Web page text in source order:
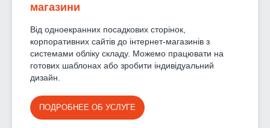
магазини
Від одноекранних посадкових сторінок,
корпоративних сайтів до інтернет-магазинів з
системами обліку складу. Можемо працювати на
готових шаблонах або зробити індивідуальний
дизайн.
ПОДРОБНЕЕ ОБ УСЛУГЕ